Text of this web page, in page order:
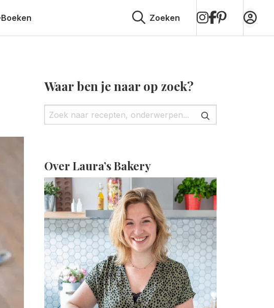
Boeken Zoeken
op
Instagram
op
Facebook
op
Pinterest
Waar ben je naar op zoek?
Over Laura’s Bakery